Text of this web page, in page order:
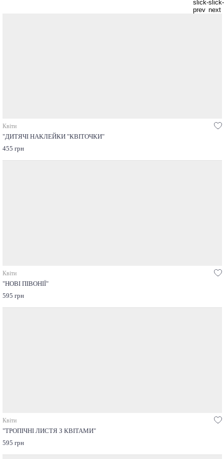
Квіти
"ДИТЯЧІ НАКЛЕЙКИ "КВІТОЧКИ"
455 грн
Квіти
"НОВІ ПІВОНІЇ"
595 грн
Квіти
"ТРОПІЧНІ ЛИСТЯ З КВІТАМИ"
595 грн